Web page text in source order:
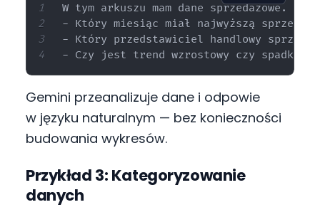
W tym arkuszu mam dane sprzedażowe.
- Który miesiąc miał najwyższą sprzedaż?
- Który przedstawiciel handlowy
Gemini przeanalizuje dane i odpowie
w języku naturalnym — bez konieczności
budowania wykresów.
Przykład 3: Kategoryzowanie
danych